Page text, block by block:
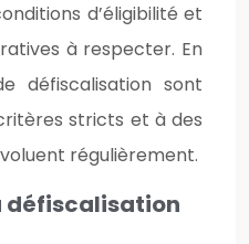
d’éligibilité et
à respecter. En
défiscalisation sont
stricts et à des
régulièrement.
défiscalisation